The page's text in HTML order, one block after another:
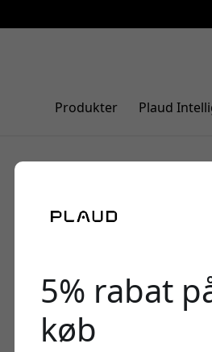
Produkter Plaud
Bedste
5% rabat
køb